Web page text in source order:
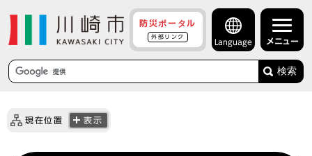
防災ポータル
外部リンク
Language メニュー
検索
現在位置 表示